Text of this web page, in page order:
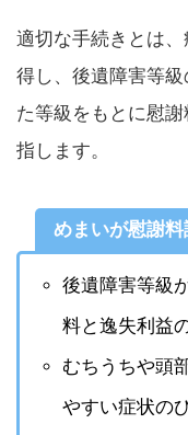
適切な手続きとは
得し、後遺障害等
た等級をもとに慰
指します。
めまいが慰謝
後遺障害等級
料と逸失利益
むちうちや頭
やすい症状の